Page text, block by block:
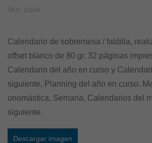
SKU: 11644
Calendario de sobremesa / faldilla,
offset blanco de 80 gr. 32 páginas
Calendario del año en curso y
siguiente, Planning del año en curso.
onomástica, Semana, Calendarios del
siguiente.
Descargar imagen